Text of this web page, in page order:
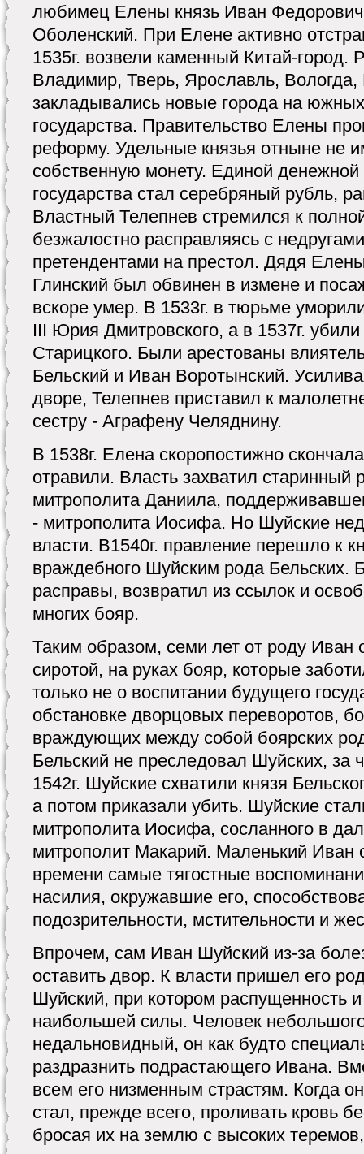
любимец Елены князь Иван
Оболенский. При Елене активно
1535г. возвели каменный Китай-город.
Владимир, Тверь, Ярославль, Вологда,
закладывались новые города на
государства. Правительство Елены
реформу. Удельные князья отныне не
собственную монету. Единой денежной
государства стал серебряный рубль,
Властный Телепнев стремился к
безжалостно расправляясь с
претендентами на престол. Дядя
Глинский был обвинен в измене и
вскоре умер. В 1533г. в тюрьме
III Юрия Дмитровского, а в 1537г.
Старицкого. Были арестованы
Бельский и Иван Воротынский.
дворе, Телепнев приставил к
сестру - Аграфену Челяднину.
В 1538г. Елена скоропостижно
отравили. Власть захватил
митрополита Даниила,
- митрополита Иосифа. Но Шуйские
власти. В1540г. правление перешло к
враждебного Шуйским рода Бельских.
расправы, возвратил из ссылок и
многих бояр.
Таким образом, семи лет от роду Иван
сиротой, на руках бояр, которые
только не о воспитании будущего
обстановке дворцовых переворотов,
враждующих между собой боярских
Бельский не преследовал Шуйских, за
1542г. Шуйские схватили князя
а потом приказали убить. Шуйские
митрополита Иосифа, сосланного в
митрополит Макарий. Маленький Иван
времени самые тягостные
насилия, окружавшие его,
подозрительности, мстительности и
Впрочем, сам Иван Шуйский из-за
оставить двор. К власти пришел его
Шуйский, при котором распущенность
наибольшей силы. Человек
недальновидный, он как будто
раздразнить подрастающего Ивана.
всем его низменным страстям. Когда
стал, прежде всего, проливать кровь
бросая их на землю с высоких